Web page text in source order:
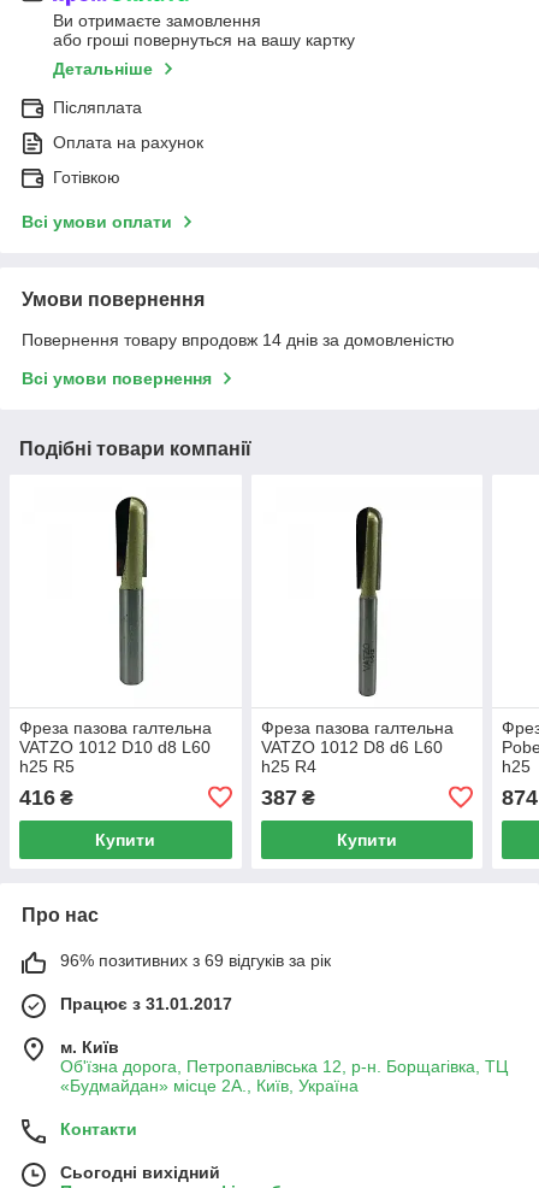
Ви отримаєте замовлення
або гроші повернуться на вашу картку
Детальніше
Післяплата
Оплата на рахунок
Готівкою
Всі умови оплати
Умови повернення
Повернення товару впродовж 14 днів за домовленістю
Всі умови повернення
Подібні товари компанії
Фреза пазова галтельна
VATZO 1012 D10 d8 L60
h25 R5
416 ₴
Купити
Фреза пазова галтельна
VATZO 1012 D8 d6 L60
h25 R4
387₴
Купити
h25
874
Про нас
96% позитивних з 69 відгуків за рік
Працює з 31.01.2017
м. Київ
Об'їзна дорога, Петропавлівська 12, р-н. Борщагівка, ТЦ
«Будмайдан» місце 2А., Київ, Україна
Контакти
Сьогодні вихідний